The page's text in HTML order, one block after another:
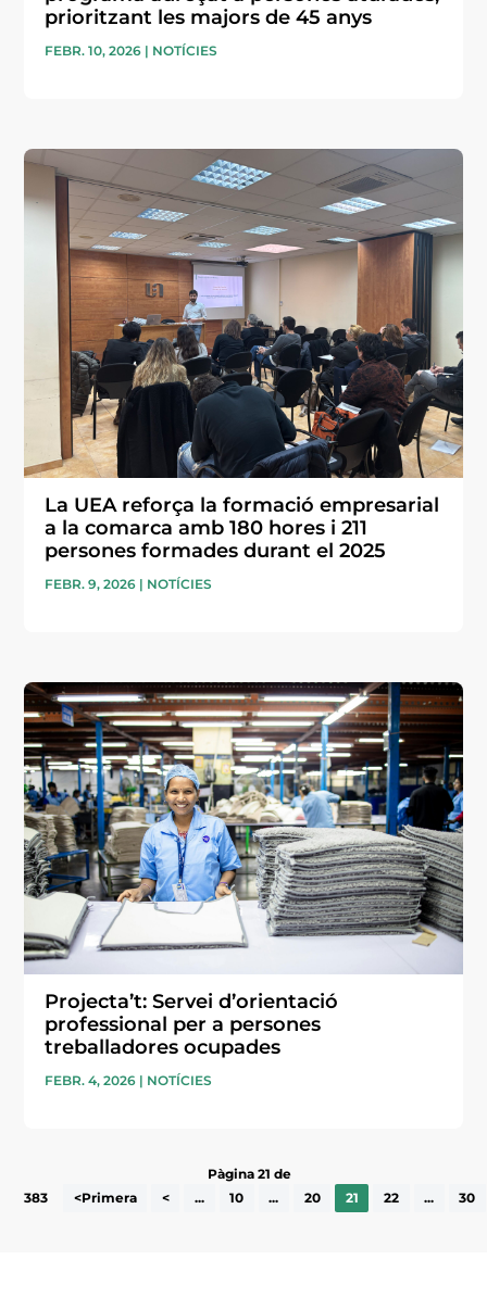
prioritzant les majors de 45 anys
FEBR. 10, 2026 | NOTÍCIES
La UEA reforça la formació empresarial
a la comarca amb 180 hores i 211
persones formades durant el 2025
FEBR. 9, 2026 | NOTÍCIES
Projecta’t: Servei d’orientació
professional per a persones
treballadores ocupades
FEBR. 4, 2026 | NOTÍCIES
Pàgina 21 de
383
<Primera < ... 10 ... 20 21 22 ... 30